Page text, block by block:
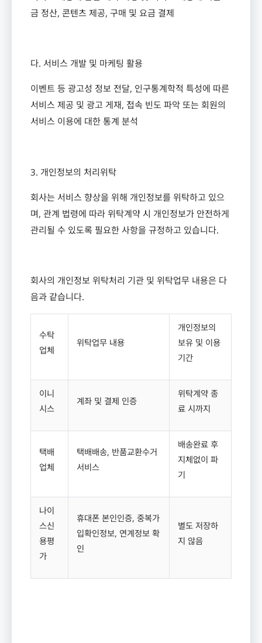
금 정산, 콘텐츠 제공, 구매 및 요금 결제
다. 서비스 개발 및 마케팅 활용
이벤트 등 광고성 정보 전달, 인구통계학적 특성에 따른
서비스 제공 및 광고 게재, 접속 빈도 파악 또는 회원의
서비스 이용에 대한 통계 분석
3. 개인정보의 처리위탁
회사는 서비스 향상을 위해 개인정보를 위탁하고 있으
며, 관계 법령에 따라 위탁계약 시 개인정보가 안전하게
관리될 수 있도록 필요한 사항을 규정하고 있습니다.
회사의 개인정보 위탁처리 기관 및 위탁업무 내용은 다
음과 같습니다.
수탁
업체
위탁업무 내용
개인정보의
보유 및 이용
기간
이니
시스
계좌 및 결제 인증
위탁계약 종
료 시까지
택배
업체
택배배송, 반품교환수거
서비스
배송완료 후
지체없이 파
기
나이
스신
용평
가
휴대폰 본인인증, 중복가
입확인정보, 연계정보 확
인
별도 저장하
지 않음